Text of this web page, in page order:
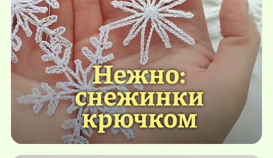
Нежно:
снежинки
крючком